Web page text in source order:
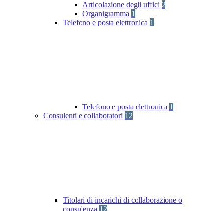
Articolazione degli uffici 2
Organigramma 1
Telefono e posta elettronica 1
Telefono e posta elettronica 1
Consulenti e collaboratori 12
Titolari di incarichi di collaborazione o
consulenza 12